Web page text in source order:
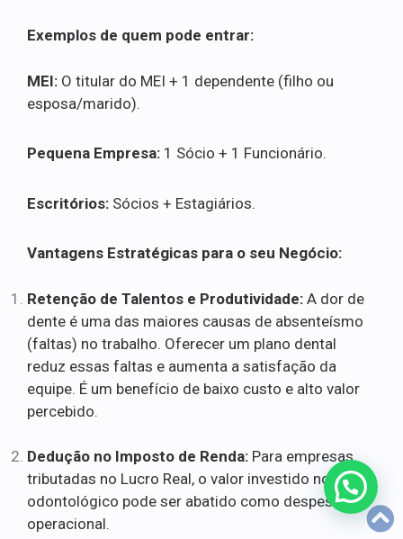
Exemplos de quem pode entrar:
MEI: O titular do MEI + 1 dependente (filho ou
esposa/marido).
Pequena Empresa: 1 Sócio + 1 Funcionário.
Escritórios: Sócios + Estagiários.
Vantagens Estratégicas para o seu Negócio:
Retenção de Talentos e Produtividade: A dor de
dente é uma das maiores causas de absenteísmo
(faltas) no trabalho. Oferecer um plano dental
reduz essas faltas e aumenta a satisfação da
equipe. É um benefício de baixo custo e alto valor
percebido.
Dedução no Imposto de Renda: Para empresas
tributadas no Lucro Real, o valor investido no plano
odontológico pode ser abatido como despesa
operacional.